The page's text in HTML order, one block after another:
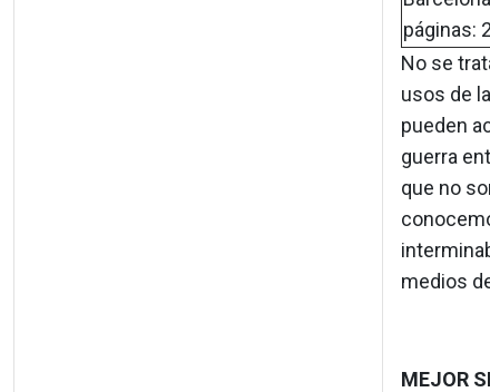
páginas:
No se
usos de
pueden
guerra
que no
medios
MEJOR